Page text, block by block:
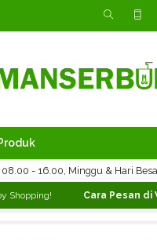
- 16.00, Minggu & Hari
Cara Pesan di